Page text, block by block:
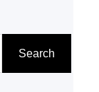
Search